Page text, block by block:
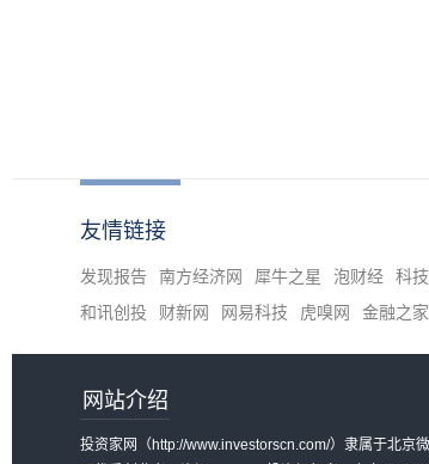
友情链接
发现报告 南方经济网 犀牛之星 泡财经 科
和讯创投
财新网 网易科技 虎嗅网 金融之家
网站介绍
投资家网（http://www.investorscn.com/）隶属于北京